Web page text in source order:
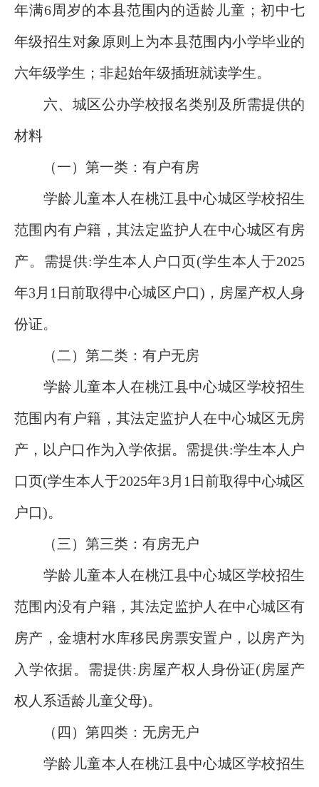
年满6周岁的本县范围内的适龄儿童；初中七
年级招生对象原则上为本县范围内小学毕业的
六年级学生；非起始年级插班就读学生。
六、城区公办学校报名类别及所需提供的
材料
（一）第一类：有户有房
学龄儿童本人在桃江县中心城区学校招生
范围内有户籍，其法定监护人在中心城区有房
产。需提供:学生本人户口页(学生本人于2025
年3月1日前取得中心城区户口)，房屋产权人身
份证。
（二）第二类：有户无房
学龄儿童本人在桃江县中心城区学校招生
范围内有户籍，其法定监护人在中心城区无房
产，以户口作为入学依据。需提供:学生本人户
口页(学生本人于2025年3月1日前取得中心城区
户口)。
（三）第三类：有房无户
学龄儿童本人在桃江县中心城区学校招生
范围内没有户籍，其法定监护人在中心城区有
房产，金塘村水库移民房票安置户，以房产为
入学依据。需提供:房屋产权人身份证(房屋产
权人系适龄儿童父母)。
（四）第四类：无房无户
学龄儿童本人在桃江县中心城区学校招生